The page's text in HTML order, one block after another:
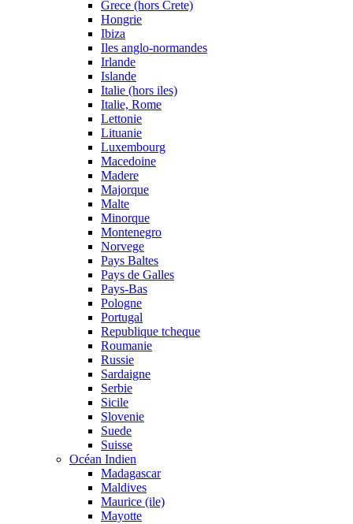
Grece (hors Crete)
Hongrie
Ibiza
Iles anglo-normandes
Irlande
Islande
Italie (hors iles)
Italie, Rome
Lettonie
Lituanie
Luxembourg
Macedoine
Madere
Majorque
Malte
Minorque
Montenegro
Norvege
Pays Baltes
Pays de Galles
Pays-Bas
Pologne
Portugal
Republique tcheque
Roumanie
Russie
Sardaigne
Serbie
Sicile
Slovenie
Suede
Suisse
Océan Indien
Madagascar
Maldives
Maurice (ile)
Mayotte